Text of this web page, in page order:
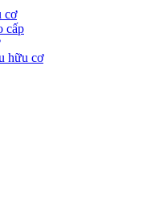
cơ
cấp
hữu cơ